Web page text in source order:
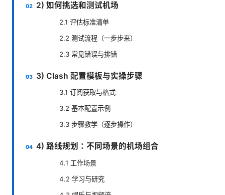
2) 如何挑选和测试机场
2.1 评估标准清单
2.2 测试流程（一步步来）
2.3 常见错误与排错
3) Clash 配置模板与实操步骤
3.1 订阅获取与格式
3.2 基本配置示例
3.3 步骤教学（逐步操作）
4) 路线规划：不同场景的机场组合
4.1 工作场景
4.2 学习与研究